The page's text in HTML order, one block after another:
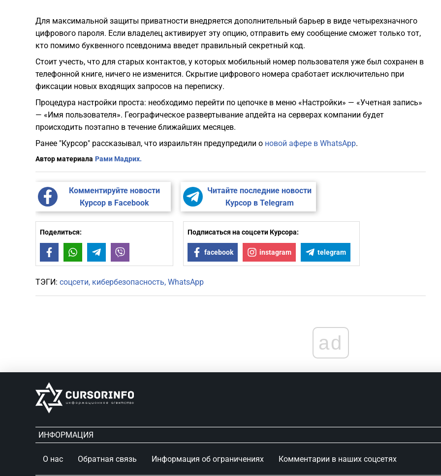
Для максимальной защиты приватности внедряется дополнительный барьер в виде четырехзначного
цифрового пароля. Если владелец активирует эту опцию, отправить ему сообщение сможет только тот,
кто помимо буквенного псевдонима введет правильный секретный код.
Стоит учесть, что для старых контактов, у которых мобильный номер пользователя уже был сохранен в
телефонной книге, ничего не изменится. Скрытие цифрового номера сработает исключительно при
фиксации новых входящих запросов на переписку.
Процедура настройки проста: необходимо перейти по цепочке в меню «Настройки» — «Учетная запись»
— «Имя пользователя». Географическое развертывание апдейта на серверах компании будет
происходить поэтапно в течение ближайших месяцев.
Ранее "Курсор" рассказывал, что израильтян предупредили о новой афере в WhatsApp.
Автор материала Рами Мадрих.
Комментируйте новости
Курсор в Facebook
Читайте последние новости
Курсор в Telegram
Поделиться:
FacebookWhatsAppTelegram
Подписаться на соцсети Курсора:
facebook instagram telegram
ТЭГИ: соцсети кибербезопасность WhatsApp
ad
ИНФОРМАЦИЯ
О нас Обратная связь Информация об ограничениях Комментарии в наших соцсетях